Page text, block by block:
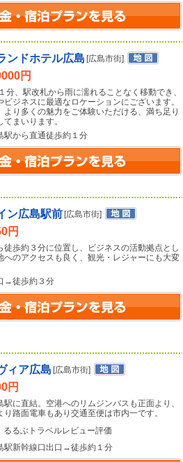
ンドホテル広島 [広島市街]
円
分、駅改札から雨に濡れることなく移動でき、
ジネスに最適なロケーションにございます。
より多くの魅力をご体験いただける、満ち足り
まいります。
駅から直通徒歩約１分
ン広島駅前 [広島市街]
円
徒歩約３分に位置し、ビジネスの活動拠点とし
へのアクセスも良く、観光・レジャーにも大変
→徒歩約３分
ィア広島 [広島市街]
円
駅に直結。空港へのリムジンバスも正面より、
路面電車もあり交通至便は市内一です。
るるぶトラベルレビュー評価
駅新幹線口出口→徒歩約１分